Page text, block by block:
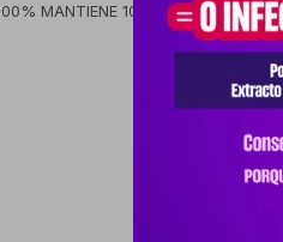
MANTIENE 100% DE TU BOCA